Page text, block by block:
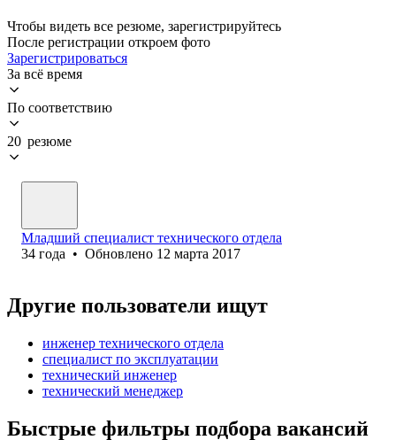
Чтобы видеть все резюме, зарегистрируйтесь
После регистрации откроем фото
Зарегистрироваться
За всё время
По соответствию
20 резюме
Младший специалист технического отдела
34 года • Обновлено 12 марта 2017
Другие пользователи ищут
инженер технического отдела
специалист по эксплуатации
технический инженер
технический менеджер
Быстрые фильтры подбора вакансий